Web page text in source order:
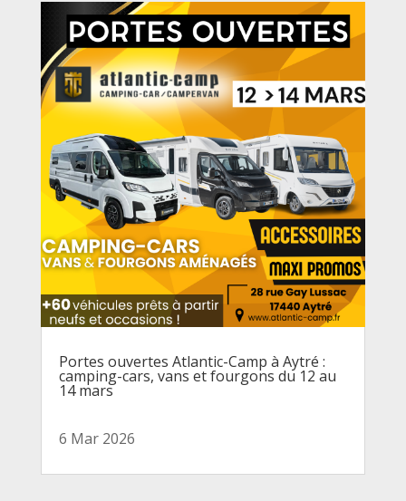
Portes ouvertes Atlantic-Camp à Aytré :
camping-cars, vans et fourgons du 12 au
14 mars
6 Mar 2026